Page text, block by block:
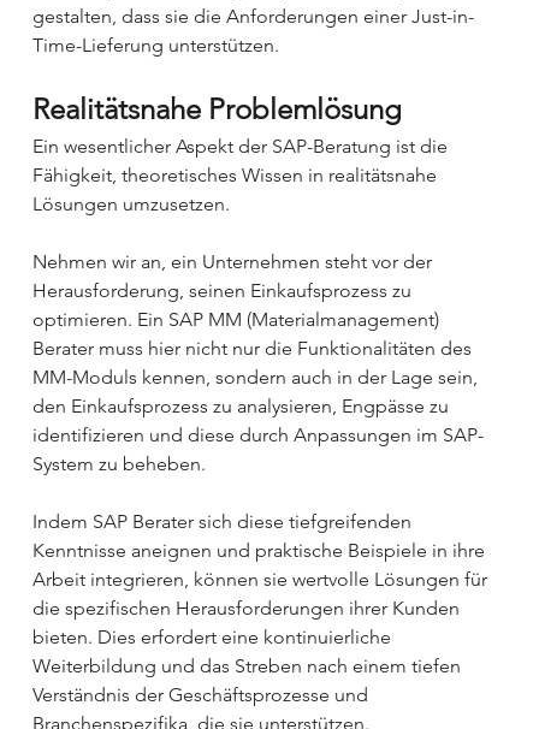
gestalten, dass sie die Anforderungen einer Just-in-
Time-Lieferung unterstützen.
Realitätsnahe Problemlösung
Ein wesentlicher Aspekt der SAP-Beratung ist die
Fähigkeit, theoretisches Wissen in realitätsnahe
Lösungen umzusetzen.
Nehmen wir an, ein Unternehmen steht vor der
Herausforderung, seinen Einkaufsprozess zu
optimieren. Ein SAP MM (Materialmanagement)
Berater muss hier nicht nur die Funktionalitäten des
MM-Moduls kennen, sondern auch in der Lage sein,
den Einkaufsprozess zu analysieren, Engpässe zu
identifizieren und diese durch Anpassungen im SAP-
System zu beheben.
Indem SAP Berater sich diese tiefgreifenden
Kenntnisse aneignen und praktische Beispiele in ihre
Arbeit integrieren, können sie wertvolle Lösungen für
die spezifischen Herausforderungen ihrer Kunden
bieten. Dies erfordert eine kontinuierliche
Weiterbildung und das Streben nach einem tiefen
Verständnis der Geschäftsprozesse und
Branchenspezifika, die sie unterstützen.